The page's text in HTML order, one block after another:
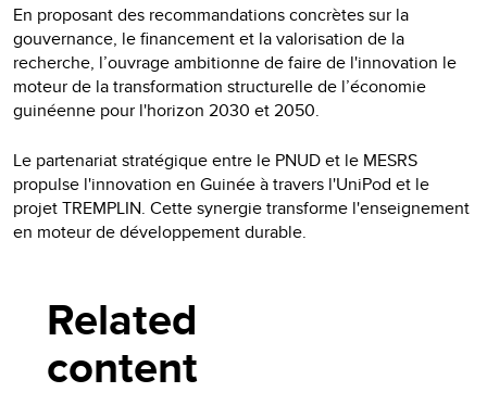
En proposant des recommandations concrètes sur la
gouvernance, le financement et la valorisation de la
recherche, l’ouvrage ambitionne de faire de l'innovation le
moteur de la transformation structurelle de l’économie
guinéenne pour l'horizon 2030 et 2050.
Le partenariat stratégique entre le PNUD et le MESRS
propulse l'innovation en Guinée à travers l'UniPod et le
projet TREMPLIN. Cette synergie transforme l'enseignement
en moteur de développement durable.
Related
content